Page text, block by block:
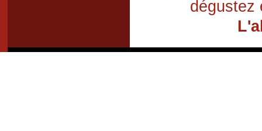
dégustez